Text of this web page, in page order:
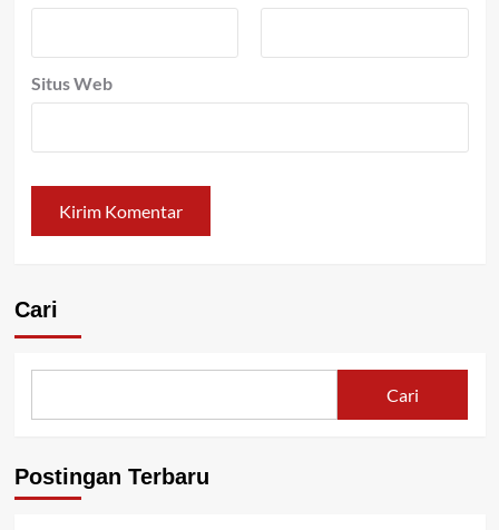
Situs Web
Cari
Cari
Postingan Terbaru